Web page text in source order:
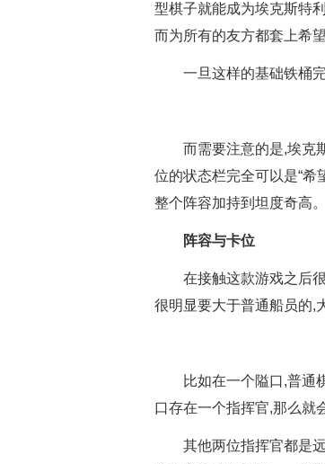
型棋子就能成为埃克斯特
而为所有的友方都套上希望
一旦这样的基础铁桶
而需要注意的是,埃克
位的状态栏完全可以是“希
整个阵容加持到坦度奇高。
阵容与卡位
在接触这款游戏之后
很明显要大于普通船员的,
比如在一个隘口,普通
口存在一个指挥官,那么就
其他两位指挥官都是